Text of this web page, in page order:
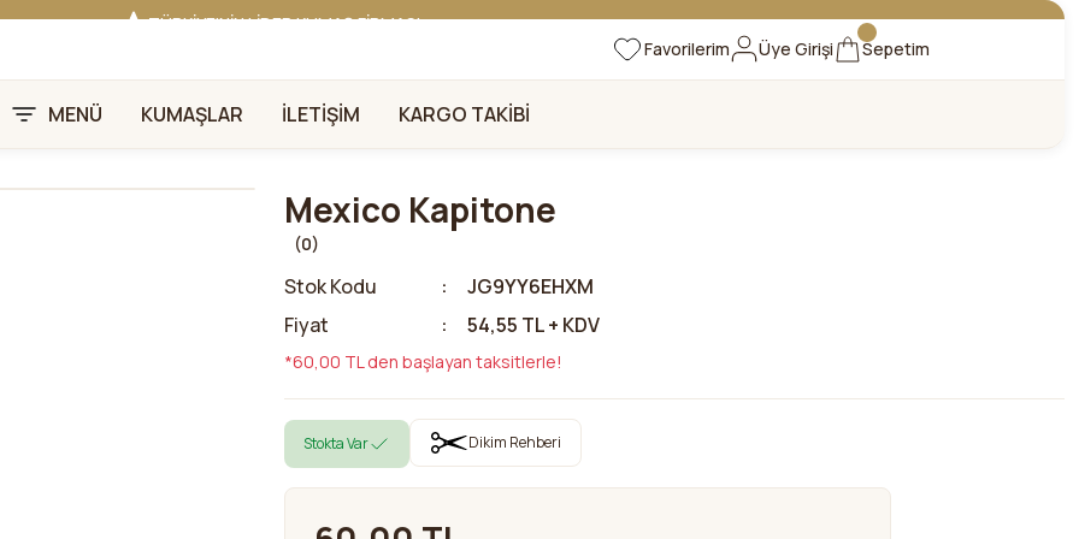
TÜRKİYE'NİN LİDER KUMAŞ FİRMASI
46 YILLIK BURSA KUMAŞ PAZARI GÜVENCESİ!
BURSA KUMAŞ PAZARI TEK RESMİ WEB SİTESİ!
Favorilerim Üye Girişi Sepetim
MENÜ KUMAŞLAR İLETİŞİM KARGO TAKİBİ
Mexico Kapitone
(0)
Stok Kodu
JG9YY6EHXM
Fiyat
54,55 TL + KDV
*60,00 TL den başlayan taksitlerle!
Stokta Var Dikim Rehberi